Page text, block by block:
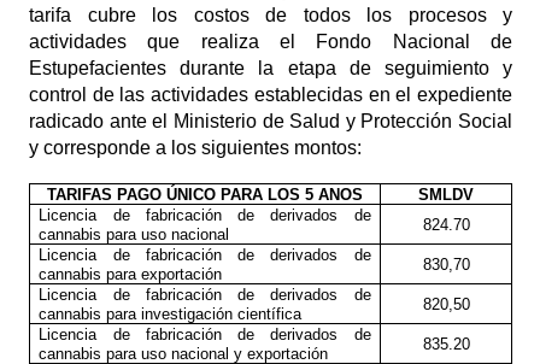
tarifa cubre los costos de todos los procesos y
actividades que realiza el Fondo Nacional de
Estupefacientes durante la etapa de seguimiento y
control de las actividades establecidas en el expediente
radicado ante el Ministerio de Salud y Protección Social
y corresponde a los siguientes montos:
TARIFAS PAGO ÚNICO PARA LOS 5 ANOS
SMLDV
Licencia de fabricación de derivados de
cannabis para uso nacional
824.70
Licencia de fabricación de derivados de
cannabis para exportación
830,70
Licencia de fabricación de derivados de
cannabis para investigación científica
820,50
Licencia de fabricación de derivados de
cannabis para uso nacional y exportación
835.20